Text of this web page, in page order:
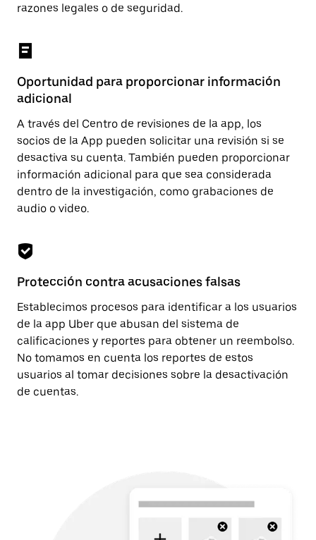
razones legales o de seguridad.
Oportunidad para proporcionar información
adicional
A través del Centro de revisiones de la app, los
socios de la App pueden solicitar una revisión si se
desactiva su cuenta. También pueden proporcionar
información adicional para que sea considerada
dentro de la investigación, como grabaciones de
audio o video.
Protección contra acusaciones falsas
Establecimos procesos para identificar a los usuarios
de la app Uber que abusan del sistema de
calificaciones y reportes para obtener un reembolso.
No tomamos en cuenta los reportes de estos
usuarios al tomar decisiones sobre la desactivación
de cuentas.